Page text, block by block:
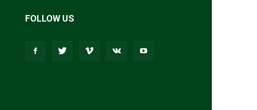
FOLLOW US